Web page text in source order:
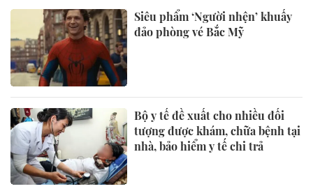
Siêu phẩm ‘Người nhện’ khuấy
đảo phòng vé Bắc Mỹ
Bộ y tế đề xuất cho nhiều đối
tượng được khám, chữa bệnh tại
nhà, bảo hiểm y tế chi trả